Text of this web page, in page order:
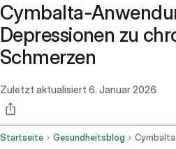
Cymbalta-
Depressionen zu
Schmerzen
Zuletzt aktualisiert 6. Januar 2026
Startseite Gesundheitsblog Cymbalta